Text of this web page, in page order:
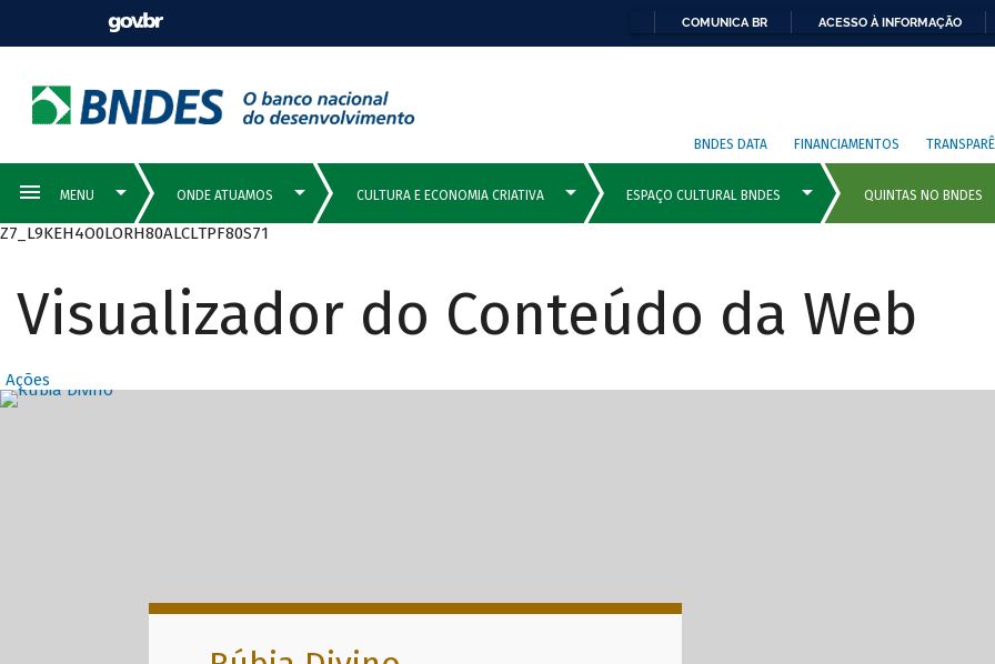
COMUNICA BR ACESSO À INFORMAÇÃO
BNDES DATA FINANCIAMENTOS
Z7_L9KEH4O0LORH80ALCLTPF80S71
Visualizador do Conteúdo da Web
Ações
Destaques Principais com